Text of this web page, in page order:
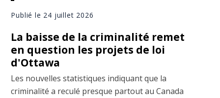
Publié le 24 juillet 2026
La baisse de la criminalité remet
en question les projets de loi
d'Ottawa
Les nouvelles statistiques indiquant que la
criminalité a reculé presque partout au Canada